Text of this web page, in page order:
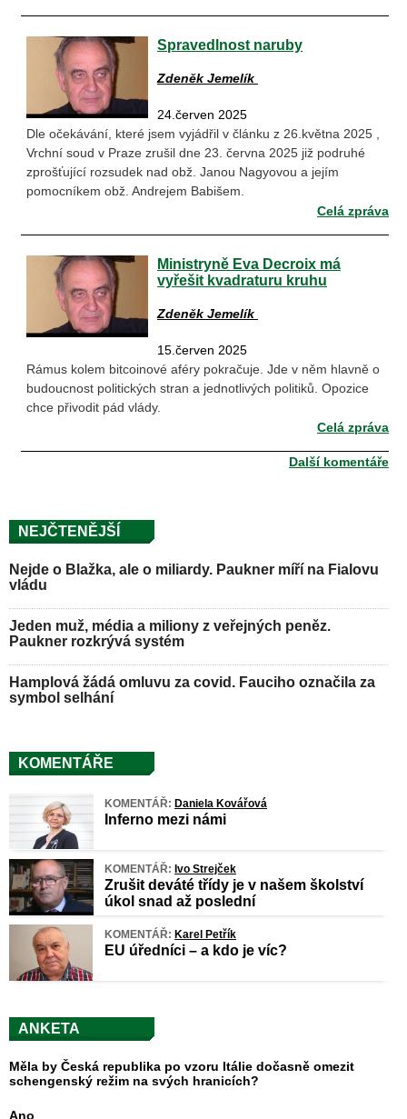
Spravedlnost naruby
Zdeněk Jemelík
24.červen 2025
Dle očekávání, které jsem vyjádřil v článku z 26.května 2025 ,
Vrchní soud v Praze zrušil dne 23. června 2025 již podruhé
zprošťující rozsudek nad obž. Janou Nagyovou a jejím
pomocníkem obž. Andrejem Babišem.
Celá zpráva
Ministryně Eva Decroix má
vyřešit kvadraturu kruhu
Zdeněk Jemelík
15.červen 2025
Rámus kolem bitcoinové aféry pokračuje. Jde v něm hlavně o
budoucnost politických stran a jednotlivých politiků. Opozice
chce přivodit pád vlády.
Celá zpráva
Další komentáře
NEJČTENĚJŠÍ
Nejde o Blažka, ale o miliardy. Paukner míří na Fialovu
vládu
Jeden muž, média a miliony z veřejných peněz.
Paukner rozkrývá systém
Hamplová žádá omluvu za covid. Fauciho označila za
symbol selhání
KOMENTÁŘE
KOMENTÁŘ: Daniela Kovářová
Inferno mezi námi
KOMENTÁŘ: Ivo Strejček
Zrušit deváté třídy je v našem školství
úkol snad až poslední
KOMENTÁŘ: Karel Petřík
EU úředníci – a kdo je víc?
ANKETA
Měla by Česká republika po vzoru Itálie dočasně omezit
schengenský režim na svých hranicích?
Ano